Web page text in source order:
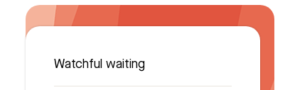
Watchful waiting